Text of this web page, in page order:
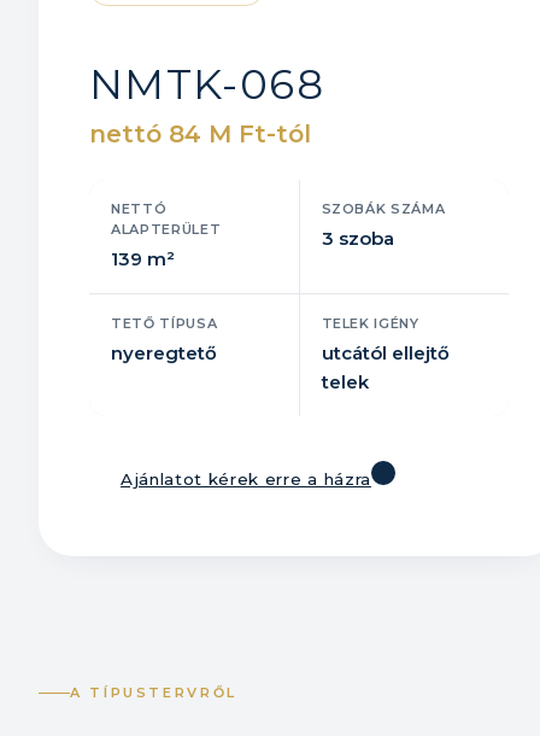
NMTK-068
nettó 84 M Ft-tól
NETTÓ
ALAPTERÜLET
139 m²
SZOBÁK SZÁMA
3 szoba
TETŐ TÍPUSA
nyeregtető
TELEK IGÉNY
utcától ellejtő
telek
Ajánlatot kérek erre a házra
A TÍPUSTERVRŐL